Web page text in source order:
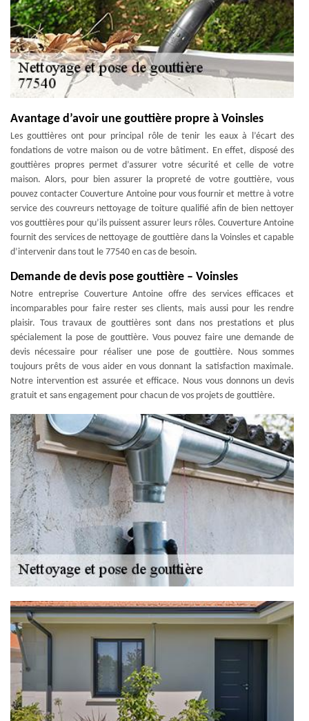
Avantage d’avoir une gouttière propre à Voinsles
Les gouttières ont pour principal rôle de tenir les eaux à l’écart des
fondations de votre maison ou de votre bâtiment. En effet, disposé des
gouttières propres permet d’assurer votre sécurité et celle de votre
maison. Alors, pour bien assurer la propreté de votre gouttière, vous
pouvez contacter Couverture Antoine pour vous fournir et mettre à votre
service des couvreurs nettoyage de toiture qualifié afin de bien nettoyer
vos gouttières pour qu’ils puissent assurer leurs rôles. Couverture Antoine
fournit des services de nettoyage de gouttière dans la Voinsles et capable
d’intervenir dans tout le 77540 en cas de besoin.
Demande de devis pose gouttière – Voinsles
Notre entreprise Couverture Antoine offre des services efficaces et
incomparables pour faire rester ses clients, mais aussi pour les rendre
plaisir. Tous travaux de gouttières sont dans nos prestations et plus
spécialement la pose de gouttière. Vous pouvez faire une demande de
devis nécessaire pour réaliser une pose de gouttière. Nous sommes
toujours prêts de vous aider en vous donnant la satisfaction maximale.
Notre intervention est assurée et efficace. Nous vous donnons un devis
gratuit et sans engagement pour chacun de vos projets de gouttière.